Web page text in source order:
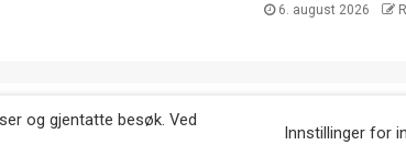
6. august 2026
tillatt uten etter avtale med utgiver. Tlf. 92 63 86
og gjentatte besøk. Ved
Innstillinger for